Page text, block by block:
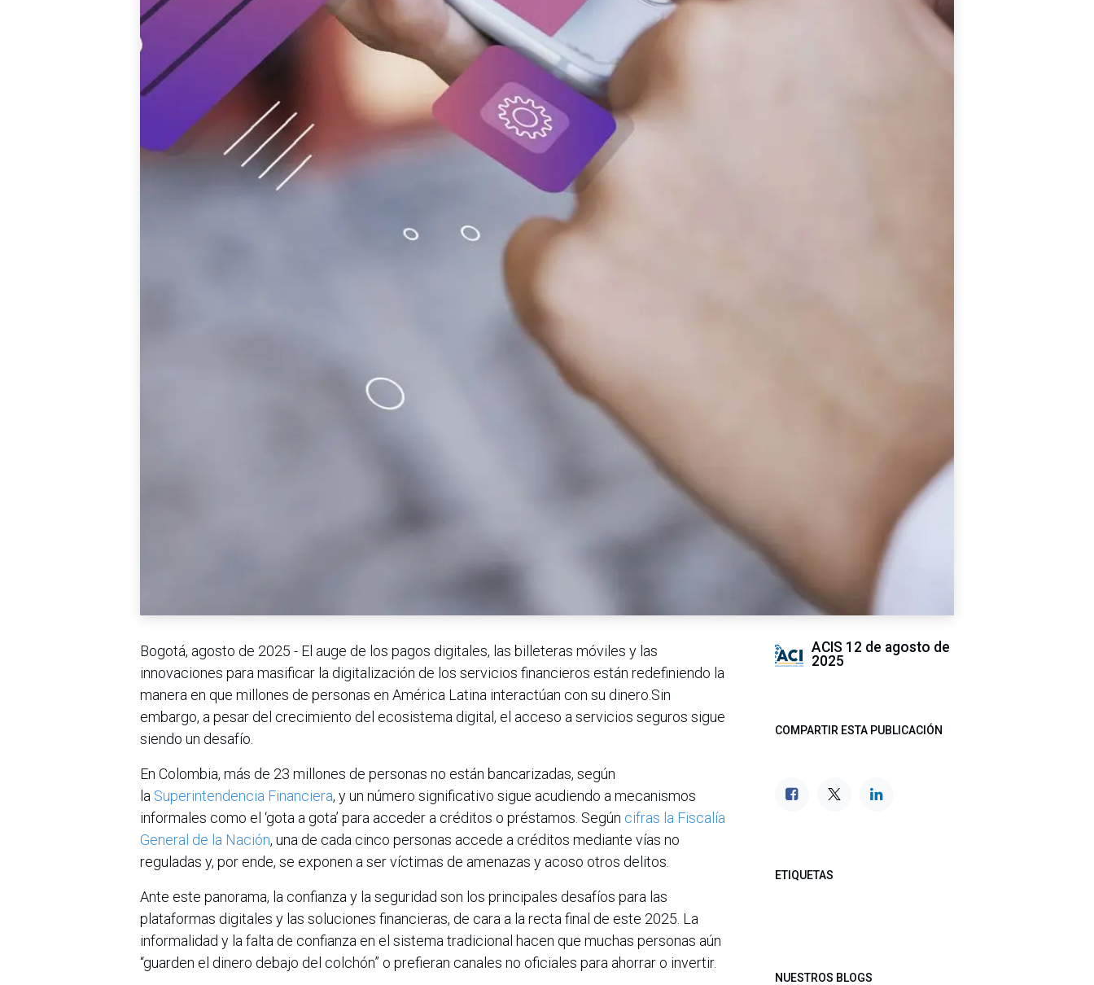
Bogotá, agosto de 2025 - El auge de los pagos digitales, las billeteras móviles y las
innovaciones para masificar la digitalización de los servicios financieros están redefiniendo la
manera en que millones de personas en América Latina interactúan con su dinero.Sin
embargo, a pesar del crecimiento del ecosistema digital, el acceso a servicios seguros sigue
siendo un desafío.
En Colombia, más de 23 millones de personas no están bancarizadas, según
la Superintendencia Financiera, y un número significativo sigue acudiendo a mecanismos
informales como el ‘gota a gota’ para acceder a créditos o préstamos. Según cifras la Fiscalía
General de la Nación, una de cada cinco personas accede a créditos mediante vías no
reguladas y, por ende, se exponen a ser víctimas de amenazas y acoso otros delitos.
Ante este panorama, la confianza y la seguridad son los principales desafíos para las
plataformas digitales y las soluciones financieras, de cara a la recta final de este 2025. La
informalidad y la falta de confianza en el sistema tradicional hacen que muchas personas aún
“guarden el dinero debajo del colchón” o prefieran canales no oficiales para ahorrar o invertir.
ACIS 12 de agosto de
2025
COMPARTIR ESTA PUBLICACIÓN
ETIQUETAS
NUESTROS BLOGS